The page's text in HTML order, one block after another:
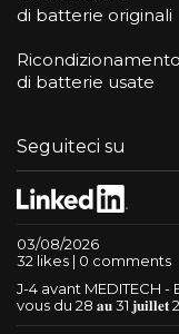
di batterie originali
Ricondizionamento
di batterie usate
Seguiteci su
03/08/2026
32 likes | 0 comments
J-4 avant MEDITECH
vous du 28 𝐚𝐮 31 𝐣𝐮𝐢𝐥𝐥𝐞𝐭